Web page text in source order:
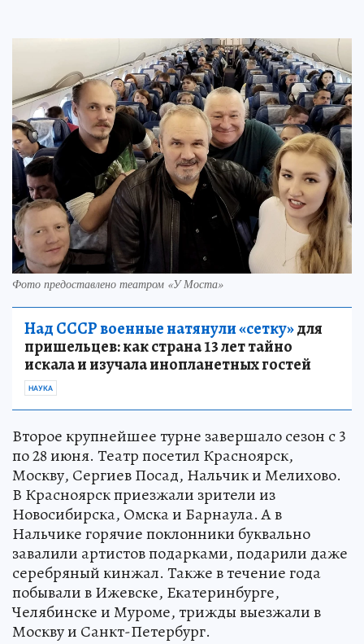
Фото предоставлено театром «У Моста»
Над СССР военные натянули «сетку»для
пришельцев: как страна 13 лет тайно
искала и изучала инопланетных гостей
НАУКА
Второе крупнейшее турне завершало сезон с 3
по 28 июня. Театр посетил Красноярск,
Москву, Сергиев Посад, Нальчик и Мелихово.
В Красноярск приезжали зрители из
Новосибирска, Омска и Барнаула. А в
Нальчике горячие поклонники буквально
завалили артистов подарками, подарили даже
серебряный кинжал. Также в течение года
побывали в Ижевске, Екатеринбурге,
Челябинске и Муроме, трижды выезжали в
Москву и Санкт-Петербург.